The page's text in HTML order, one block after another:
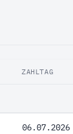
ZAHLTAG
06.07.2026